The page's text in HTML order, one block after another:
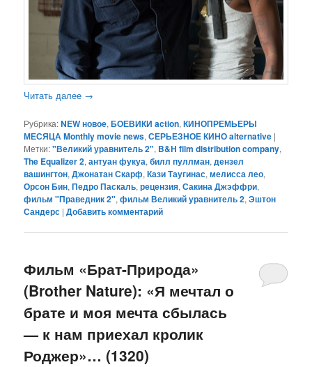
Читать далее →
Рубрика:NEW новое,БОЕВИКИ action,КИНОПРЕМЬЕРЫ
МЕСЯЦА Monthly movie news,СЕРЬЕЗНОЕ КИНО alternative |
Метки:"Великий уравнитель 2", B&H film distribution company,
The Equalizer 2,антуан фукуа,билл пуллман,дензел
вашингтон,Джонатан Скарф,Кази Таугинас,мелисса лео,
Орсон Бин,Педро Паскаль,рецензия,Сакина Джэффри,
фильм "Праведник 2",фильм Великий уравнитель 2,Эштон
Сандерс |Добавить комментарий
Фильм «Брат-Природа»
(Brother Nature): «Я мечтал о
брате и моя мечта сбылась
— к нам приехал кролик
Роджер»… (1320)